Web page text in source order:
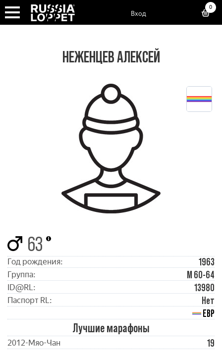
Вход
0
НЕЖЕНЦЕВ АЛЕКСЕЙ
63
Год рождения: 1963
Группа: М 60-64
ID@RL: 13980
Паспорт RL:
Нет
ЕВР
Лучшие марафоны
2012-Мяо-Чан 19